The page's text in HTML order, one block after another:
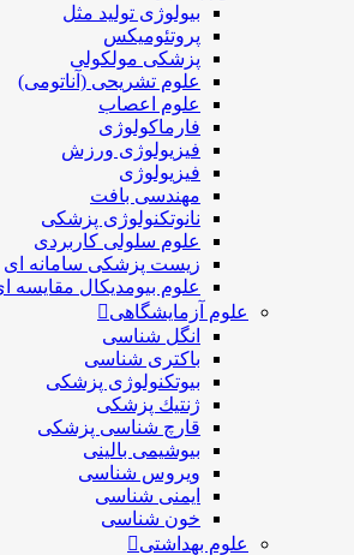
بیولوژی تولید مثل
پروتئومیکس
پزشکی مولکولی
علوم تشریحی (آناتومی)
علوم اعصاب
فارماکولوژی
فیزیولوژی ورزش
فیزیولوژی
مهندسی بافت
نانوتکنولوژی پزشکی
علوم سلولی کاربردی
زیست پزشکی سامانه ای
علوم بیومدیکال مقایسه ای
علوم آزمایشگاهی
انگل شناسی
باکتری شناسی
بیوتکنولوژی پزشکی
ژنتيك پزشکی
قارچ شناسی پزشكی
بیوشیمی بالینی
ویروس شناسی
ایمنی شناسی
خون شناسی
علوم بهداشتی